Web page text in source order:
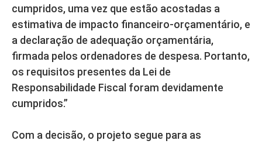
cumpridos, uma vez que estão acostadas a
estimativa de impacto financeiro-orçamentário, e
a declaração de adequação orçamentária,
firmada pelos ordenadores de despesa. Portanto,
os requisitos presentes da Lei de
Responsabilidade Fiscal foram devidamente
cumpridos.”
Com a decisão, o projeto segue para as